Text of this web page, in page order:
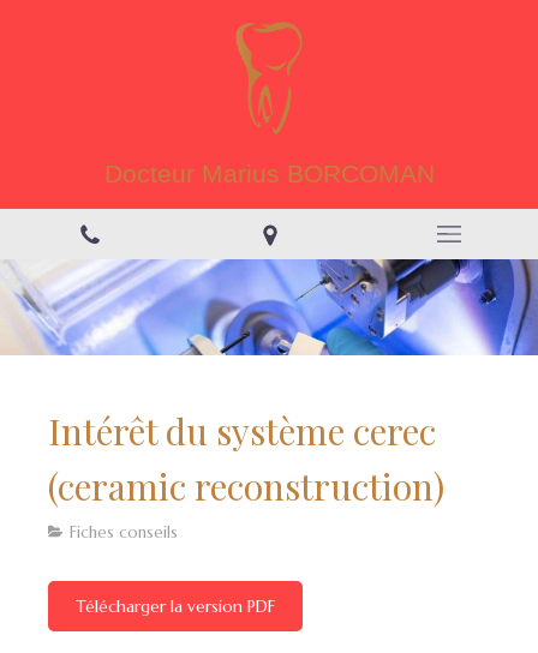
Docteur Marius BORCOMAN
Intérêt du système cerec
(ceramic reconstruction)
Fiches conseils
Télécharger la version PDF